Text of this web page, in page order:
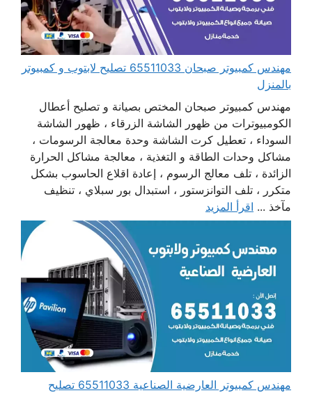
مهندس كمبيوتر صبحان 65511033 تصليح لابتوب و كمبيوتر
بالمنزل
مهندس كمبيوتر صبحان المختص بصيانة و تصليح أعطال
الكومبيوترات من ظهور الشاشة الزرقاء ، ظهور الشاشة
السوداء ، تعطيل كرت الشاشة وحدة معالجة الرسومات ،
مشاكل وحدات الطاقة و التغذية ، معالجة مشاكل الحرارة
الزائدة ، تلف معالج الرسوم ، إعادة اقلاع الحاسوب بشكل
متكرر ، تلف التوانزستور ، استبدال بور سبلاي ، تنظيف
مآخذ ... اقرأ المزيد
مهندس كمبيوتر العارضية الصناعية 65511033 تصليح